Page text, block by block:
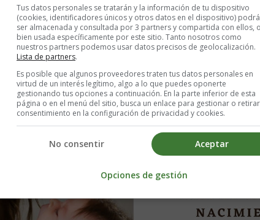
ser beneficioso. Estar bien informada sobre cada opción
Prepara la llegada de tu bebé ⇓⇓⇓
Tus datos personales se tratarán y la información de tu dispositivo
(cookies, identificadores únicos y otros datos en el dispositivo) podrá
ser almacenada y consultada por 3 partners y compartida con ellos, o
bien usada específicamente por este sitio. Tanto nosotros como
nuestros partners podemos usar datos precisos de geolocalización.
Lista de partners.
Es posible que algunos proveedores traten tus datos personales en
virtud de un interés legítimo, algo a lo que puedes oponerte
gestionando tus opciones a continuación. En la parte inferior de esta
página o en el menú del sitio, busca un enlace para gestionar o
consentimiento en la configuración de privacidad y cookies.
Aceptar
No consentir
Opciones de gestión